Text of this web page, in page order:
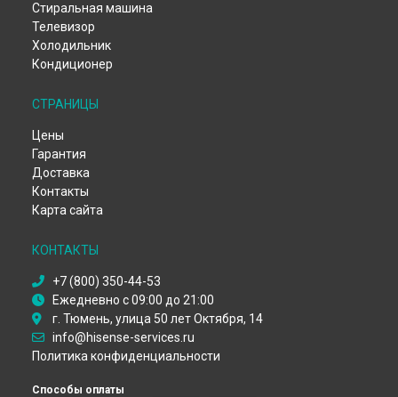
Замена матрицы телевизора Hisense в
Замена матрицы телевизора Hisense в
Замена матрицы телевизора Hisense в
Замена матрицы телевизора Hisense в
Замена матрицы телевизора Hisense в
Замена матрицы телевизора Hisense в
Замена матрицы телевизора Hisense в
Замена матрицы телевизора Hisense в
Замена матрицы телевизора Hisense в
Замена матрицы телевизора Hisense в
Замена матрицы телевизора Hisense в
Замена матрицы телевизора Hisense в
Замена матрицы телевизора Hisense вМоскве
Стиральная машина
Телевизор
Холодильник
Кондиционер
СТРАНИЦЫ
Цены
Гарантия
Доставка
Контакты
Карта сайта
КОНТАКТЫ
+7 (800) 350-44-53
Ежедневно с 09:00 до 21:00
г. Тюмень, улица 50 лет Октября, 14
info@hisense-services.ru
Политика конфиденциальности
Способы оплаты